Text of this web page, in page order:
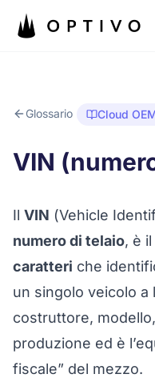
Glossario Cloud
VIN
Il VIN (Vehicle
numero di telaio, è
caratteri che
un singolo veicolo a
costruttore,
produzione ed è
fiscale” del mezzo.